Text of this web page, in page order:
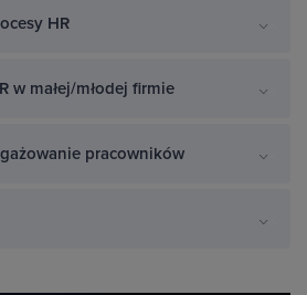
HR
w małej/młodej firmie
pracowników